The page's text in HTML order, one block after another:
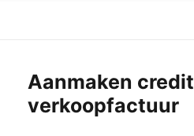
Aanmaken credit
verkoopfactuur